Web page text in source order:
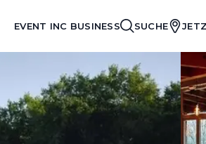
EVENT INC BUSINESS SUCHE